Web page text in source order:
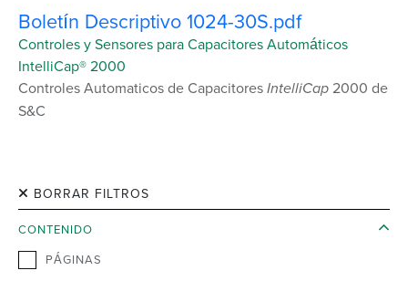
BORRAR FILTROS
CONTENIDO
PÁGINAS
Boletín Descriptivo 1024-30S.pdf
Controles y Sensores para Capacitores Automáticos
IntelliCap® 2000
Controles Automaticos de CapacitoresIntelliCap 2000 de
S&C